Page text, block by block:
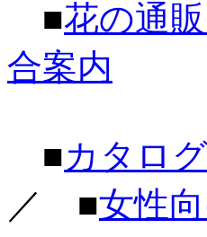
■花の通
合案内
■カタロ
／ ■女性